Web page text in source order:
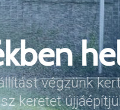
végzünk
keretet
is